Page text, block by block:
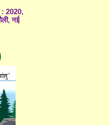
: 2020,
नई